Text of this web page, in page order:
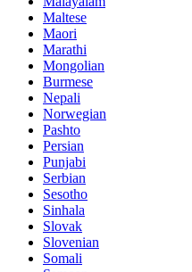
Maltese
Maori
Marathi
Mongolian
Burmese
Nepali
Norwegian
Pashto
Persian
Punjabi
Serbian
Sesotho
Sinhala
Slovak
Slovenian
Somali